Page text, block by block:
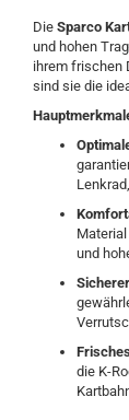
Die Sparco
und hohen
ihrem frischen
sind sie die
und
die K-